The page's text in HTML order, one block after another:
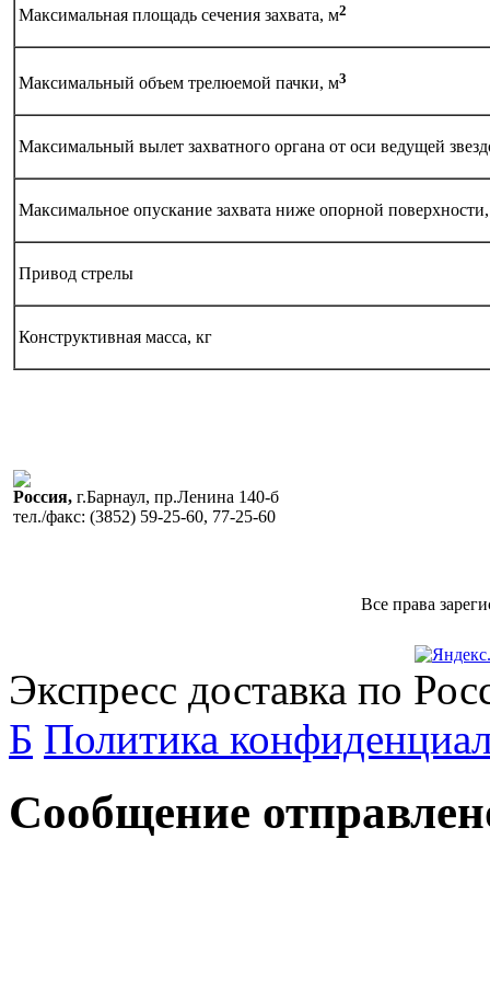
Максимальная площадь сечения захвата, м2
Максимальный объем трелюемой пачки, м3
Максимальный вылет захватного органа от оси ведущей
Максимальное опускание захвата ниже опорной
Привод стрелы
Конструктивная масса, кг
Россия, г.Барнаул, пр.Ленина 140-б
тел./факс: (3852) 59-25-60, 77-25-60
Все права
Экспресс доставка по
Б Политика
Сообщение